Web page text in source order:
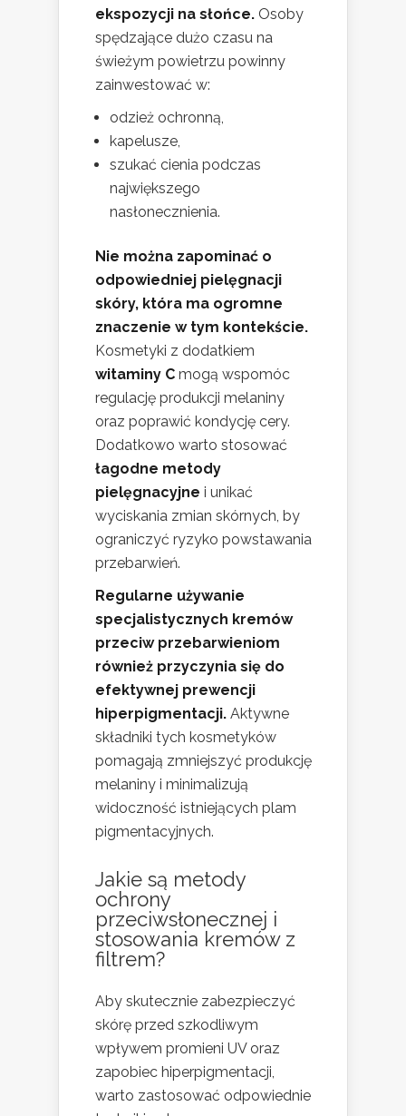
ekspozycji na słońce. Osoby
spędzające dużo czasu na
świeżym powietrzu powinny
zainwestować w:
odzież ochronną,
kapelusze,
szukać cienia podczas
największego
nasłonecznienia.
Nie można zapominać o
odpowiedniej pielęgnacji
skóry, która ma ogromne
znaczenie w tym kontekście.
Kosmetyki z dodatkiem
witaminy C mogą wspomóc
regulację produkcji melaniny
oraz poprawić kondycję cery.
Dodatkowo warto stosować
łagodne metody
pielęgnacyjne i unikać
wyciskania zmian skórnych, by
ograniczyć ryzyko powstawania
przebarwień.
Regularne używanie
specjalistycznych kremów
przeciw przebarwieniom
również przyczynia się do
efektywnej prewencji
hiperpigmentacji. Aktywne
składniki tych kosmetyków
pomagają zmniejszyć produkcję
melaniny i minimalizują
widoczność istniejących plam
pigmentacyjnych.
Jakie są metody
ochrony
przeciwsłonecznej i
stosowania kremów z
filtrem?
Aby skutecznie zabezpieczyć
skórę przed szkodliwym
wpływem promieni UV oraz
zapobiec hiperpigmentacji,
warto zastosować odpowiednie